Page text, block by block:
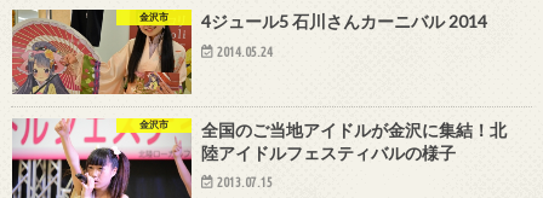
金沢市 4ジュール5 石川さんカーニバル 2014
2014.05.24
金沢市
全国のご当地アイドルが金沢に集結！北
陸アイドルフェスティバルの様子
2013.07.15